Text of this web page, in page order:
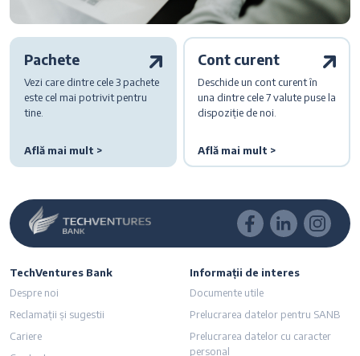
Pachete
Vezi care dintre cele 3 pachete
este cel mai potrivit pentru
tine.
Află mai mult >
Cont curent
Deschide un cont curent în
una dintre cele 7 valute puse la
dispoziție de noi.
Află mai mult >
TechVentures Bank
Despre noi
Reclamații și sugestii
Cariere
Informații de interes
Documente utile
Prelucrarea datelor pentru SANB
Prelucrarea datelor cu caracter
personal